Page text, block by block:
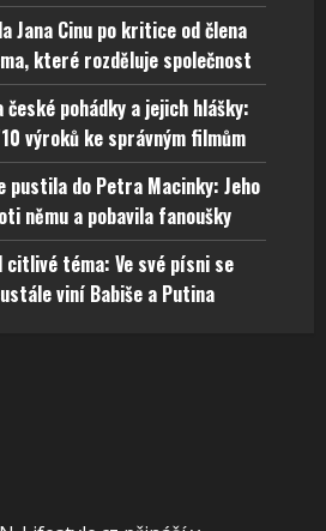
Jana Cinu po kritice od člena
které rozděluje společnost
pohádky a jejich hlášky:
výroků ke správným filmům
pustila do Petra Macinky: Jeho
němu a pobavila fanoušky
citlivé téma: Ve své písni se
viní Babiše a Putina